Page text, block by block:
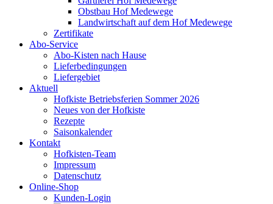
Obstbau Hof Medewege
Landwirtschaft auf dem Hof Medewege
Zertifikate
Abo-Service
Abo-Kisten nach Hause
Lieferbedingungen
Liefergebiet
Aktuell
Hofkiste Betriebsferien Sommer 2026
Neues von der Hofkiste
Rezepte
Saisonkalender
Kontakt
Hofkisten-Team
Impressum
Datenschutz
Online-Shop
Kunden-Login